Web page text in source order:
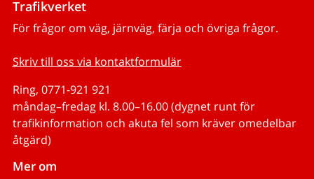
Trafikverket
För frågor om väg, järnväg, färja och övriga frågor.
Skriv till oss via kontaktformulär
Ring, 0771-921 921
måndag–fredag kl. 8.00–16.00 (dygnet runt för
trafikinformation och akuta fel som kräver omedelbar
åtgärd)
Mer om